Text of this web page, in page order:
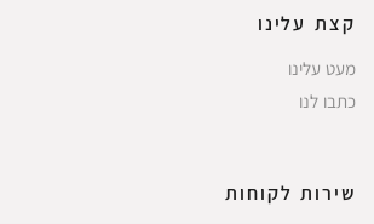
קצת עלינו
מעט עלינו
כתבו לנו
שירות לקוחות